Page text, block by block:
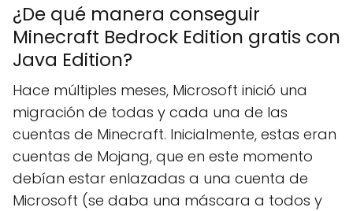
¿De qué manera conseguir
Minecraft Bedrock Edition gratis con
Java Edition?
Hace múltiples meses, Microsoft inició una
migración de todas y cada una de las
cuentas de Minecraft. Inicialmente, estas eran
cuentas de Mojang, que en este momento
debían estar enlazadas a una cuenta de
Microsoft (se daba una máscara a todos y